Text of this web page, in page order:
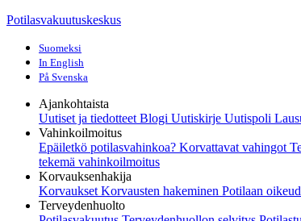
Potilasvakuutuskeskus
Suomeksi
In English
På Svenska
Ajankohtaista
Uutiset ja tiedotteet Blogi Uutiskirje Uutispoli
Vahinkoilmoitus
Epäiletkö potilasvahinkoa? Korvattavat vahingot
tekemä vahinkoilmoitus
Korvauksenhakija
Korvaukset Korvausten hakeminen Potilaan
Terveydenhuolto